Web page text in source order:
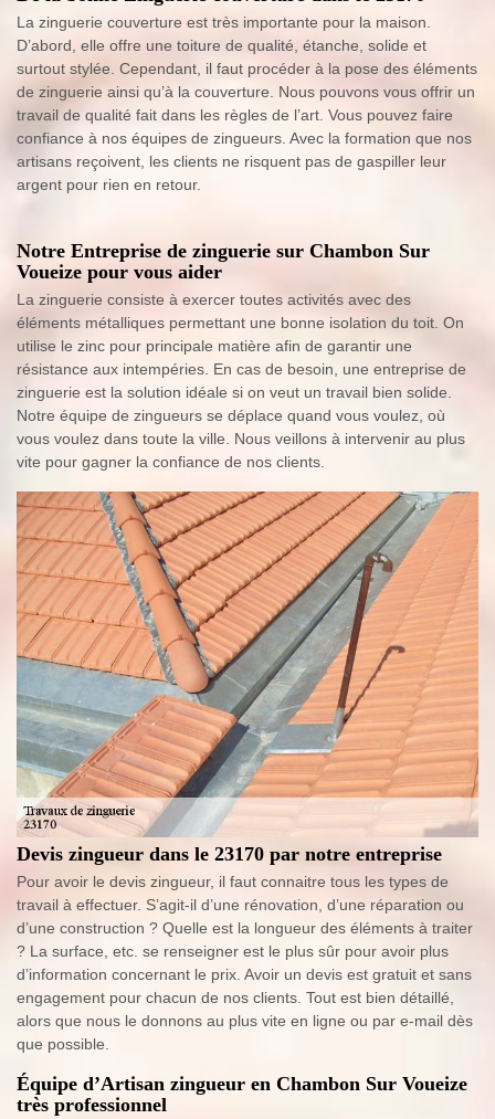
La zinguerie couverture est très importante pour la maison.
D’abord, elle offre une toiture de qualité, étanche, solide et
surtout stylée. Cependant, il faut procéder à la pose des éléments
de zinguerie ainsi qu’à la couverture. Nous pouvons vous offrir un
travail de qualité fait dans les règles de l’art. Vous pouvez faire
confiance à nos équipes de zingueurs. Avec la formation que nos
artisans reçoivent, les clients ne risquent pas de gaspiller leur
argent pour rien en retour.
Notre Entreprise de zinguerie sur Chambon Sur
Voueize pour vous aider
La zinguerie consiste à exercer toutes activités avec des
éléments métalliques permettant une bonne isolation du toit. On
utilise le zinc pour principale matière afin de garantir une
résistance aux intempéries. En cas de besoin, une entreprise de
zinguerie est la solution idéale si on veut un travail bien solide.
Notre équipe de zingueurs se déplace quand vous voulez, où
vous voulez dans toute la ville. Nous veillons à intervenir au plus
vite pour gagner la confiance de nos clients.
Devis zingueur dans le 23170 par notre entreprise
Pour avoir le devis zingueur, il faut connaitre tous les types de
travail à effectuer. S’agit-il d’une rénovation, d’une réparation ou
d’une construction ? Quelle est la longueur des éléments à traiter
? La surface, etc. se renseigner est le plus sûr pour avoir plus
d’information concernant le prix. Avoir un devis est gratuit et sans
engagement pour chacun de nos clients. Tout est bien détaillé,
alors que nous le donnons au plus vite en ligne ou par e-mail dès
que possible.
Équipe d’Artisan zingueur en Chambon Sur Voueize
très professionnel